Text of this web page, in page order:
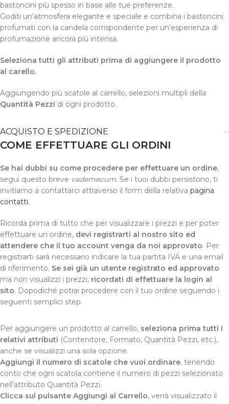
bastoncini più spesso in base alle tue preferenze.
Goditi un’atmosfera elegante e speciale e combina i bastoncini
profumati con la candela corrispondente per un’esperienza di
profumazione ancora più intensa.
Seleziona tutti gli attributi prima di aggiungere il prodotto
al carello.
Aggiungendo più scatole al carrello, selezioni multipli della
Quantità Pezzi di ogni prodotto.
ACQUISTO E SPEDIZIONE
COME EFFETTUARE GLI ORDINI
Se hai dubbi su come procedere per effettuare un ordine,
segui questo breve vademecum. Se i tuoi dubbi persistono, ti
invitiamo a contattarci attraverso il form della relativa pagina
contatti.
Ricorda prima di tutto che per visualizzare i prezzi e per poter
effettuare un ordine, devi registrarti al nostro sito ed
attendere che il tuo account venga da noi approvato. Per
registrarti sarà necessario indicare la tua partita IVA e una email
di riferimento. Se sei già un utente registrato ed approvato
ma non visualizzi i prezzi, ricordati di effettuare la login al
sito. Dopodiché potrai procedere con il tuo ordine seguendo i
seguenti semplici step.
Per aggiungere un prodotto al carrello, seleziona prima tutti i
relativi attributi (Contenitore, Formato, Quantità Pezzi, etc.),
anche se visualizzi una sola opzione.
Aggiungi il numero di scatole che vuoi ordinare, tenendo
conto che ogni scatola contiene il numero di pezzi selezionato
nell'attributo Quantità Pezzi.
Clicca sul pulsante Aggiungi al Carrello, verrà visualizzato il